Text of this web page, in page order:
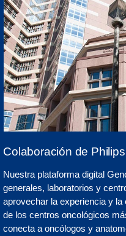
Colaboración de
Nuestra plataforma digital
generales, laboratorios y
aprovechar la experiencia y la
de los centros oncológicos
conecta a oncólogos y